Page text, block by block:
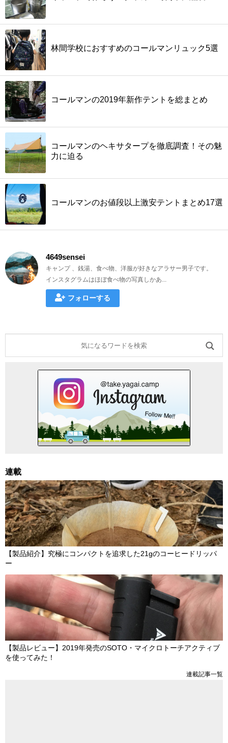
林間学校におすすめのコールマンリュック5選
コールマンの2019年新作テントを総まとめ
コールマンのヘキサタープを徹底調査！その魅
力に迫る
コールマンのお値段以上激安テントまとめ17選
4649sensei
キャンプ 、銭湯、食べ物、洋服が好きなアラサー男子です。
インスタグラムはほぼ食べ物の写真しかあ...
フォローする
連載
【製品紹介】究極にコンパクトを追求した21gのコーヒードリッパ
ー
【製品レビュー】2019年発売のSOTO・マイクロトーチアクティブ
を使ってみた！
連載記事一覧